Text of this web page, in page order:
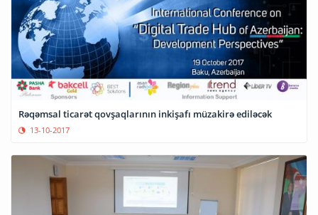
Rəqəmsal ticarət qovşaqlarının inkişafı müzakirə ediləcək
13-10-2017